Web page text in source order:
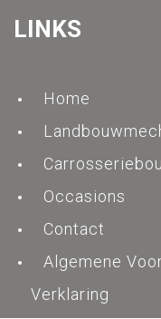
LINKS
Home
Occasions
Contact
Algemene
Verklaring